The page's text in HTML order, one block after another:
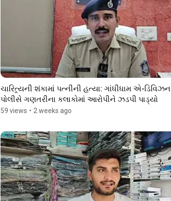
ચારિત્ર્યની શંકામાં પત્નીની હત્યા: ગાંધીધામ એ-ડિવિઝન
પોલીસે ગણતરીના કલાકોમાં આરોપીને ઝડપી પાડ્યો
59 views • 2 weeks ago